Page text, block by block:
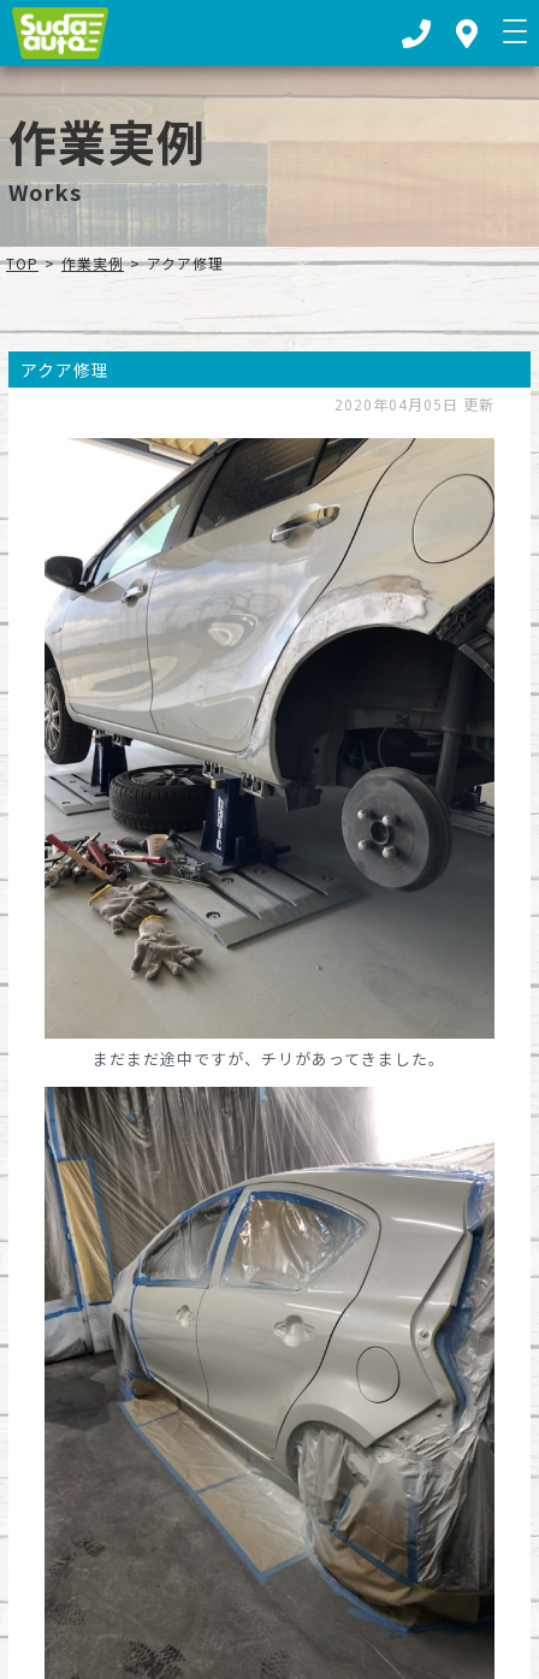
お車の板金塗装・車検整備ならスダオートへ｜下都賀郡野木町
作業実例
Works
TOP > 作業実例 > アクア修理
アクア修理
2020年04月05日 更新
まだまだ途中ですが、チリがあってきました。